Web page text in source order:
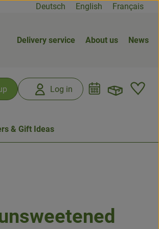
Deutsch English Français
Delivery service About us News
Log in Open
& Gift Ideas